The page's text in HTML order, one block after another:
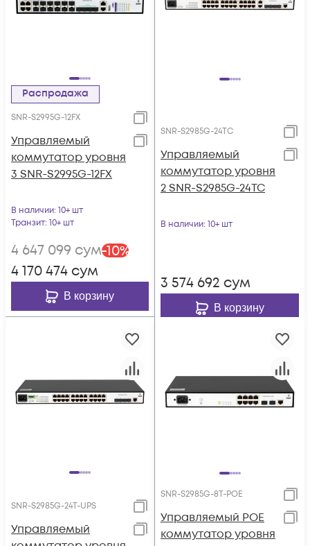
Распродажа
SNR-S2995G-12FX
Управляемый
коммутатор уровня
3 SNR-S2995G-12FX
В наличии: 10+ шт
Транзит: 10+ шт
4 647 099 сум-10%
4 170 474 сум
В корзину
SNR-S2985G-24TC
Управляемый
коммутатор уровня
2 SNR-S2985G-24TC
В наличии: 10+ шт
3 574 692 сум
В корзину
SNR-S2985G-24T-UPS
Управляемый
SNR-S2985G-8T-POE
Управляемый POE
коммутатор уровня